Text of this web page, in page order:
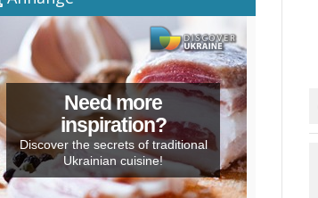
Need more
inspiration?
Discover the secrets of traditional
Ukrainian cuisine!